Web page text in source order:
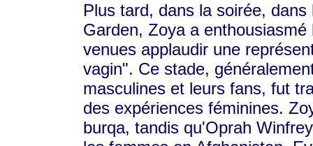
Plus tard, dans la soirée,
Garden, Zoya a
venues applaudir une
vagin". Ce stade,
masculines et leurs fans, fut
des expériences féminines.
burqa, tandis qu'Oprah